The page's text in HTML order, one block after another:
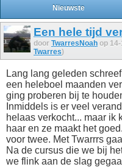
Nieuwste
Een hele tijd
door TwarresNoah op
Twarres)
Lang lang geleden
een heleboel maanden
ging proberen bij te
Inmiddels is er veel
helaas verkocht... maar ik
haar en ze maakt het
voor twee. Met Twarrrs
Na de cursus die we bij
we flink aan de slag